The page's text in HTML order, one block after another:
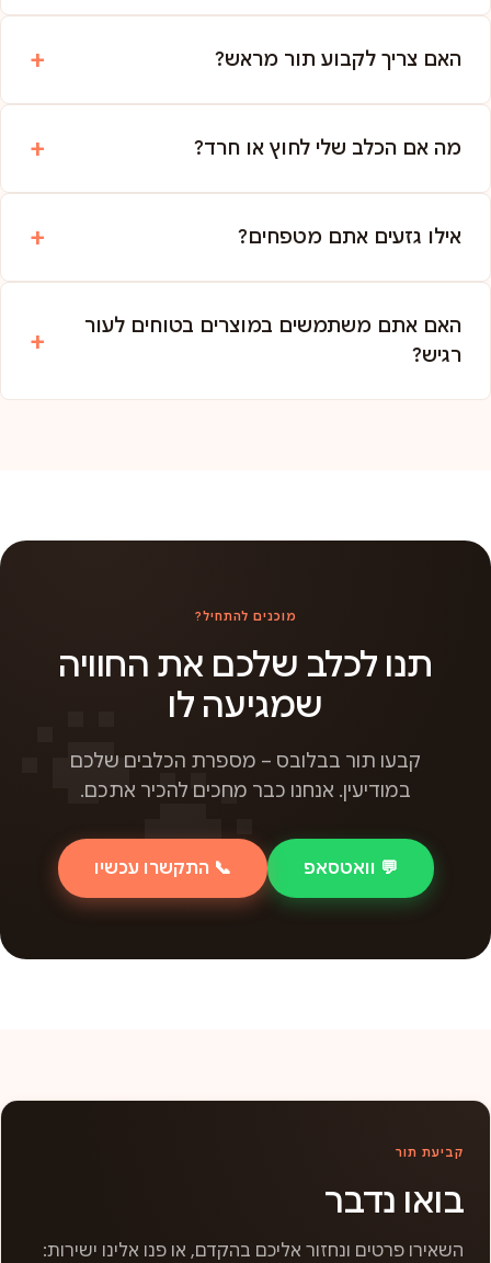
האם צריך לקבוע תור מראש?
מה אם הכלב שלי לחוץ או חרד?
אילו גזעים אתם מטפחים?
האם אתם משתמשים במוצרים בטוחים לעור
רגיש?
מוכנים להתחיל?
תנו לכלב שלכם את החוויה
שמגיעה לו
קבעו תור בבלובס – מספרת הכלבים שלכם
במודיעין. אנחנו כבר מחכים להכיר אתכם.
💬 וואטסאפ 📞 התקשרו עכשיו
קביעת תור
בואו נדבר
השאירו פרטים ונחזור אליכם בהקדם, או פנו אלינו ישירות: